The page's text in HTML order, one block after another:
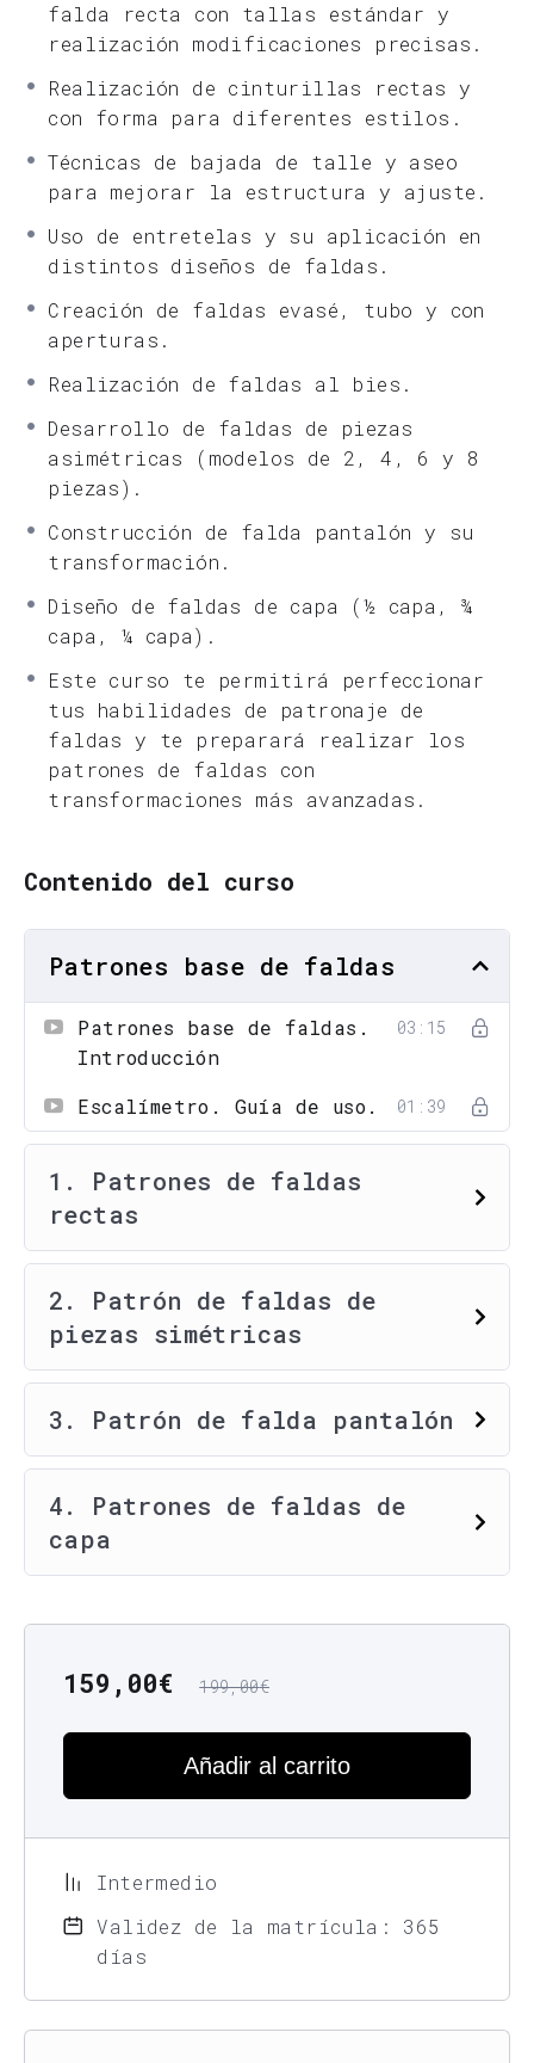
falda recta con tallas estándar y
realización modificaciones precisas.
Realización de cinturillas rectas y
con forma para diferentes estilos.
Técnicas de bajada de talle y aseo
para mejorar la estructura y ajuste.
Uso de entretelas y su aplicación en
distintos diseños de faldas.
Creación de faldas evasé, tubo y con
aperturas.
Realización de faldas al bies.
Desarrollo de faldas de piezas
asimétricas (modelos de 2, 4, 6 y 8
piezas).
Construcción de falda pantalón y su
transformación.
Diseño de faldas de capa (½ capa, ¾
capa, ¼ capa).
Este curso te permitirá perfeccionar
tus habilidades de patronaje de
faldas y te preparará realizar los
patrones de faldas con
transformaciones más avanzadas.
Contenido del curso
Patrones base de faldas
Patrones base de faldas.
Introducción
03:15
Escalímetro. Guía de uso. 01:39
1. Patrones de faldas
rectas
2. Patrón de faldas de
piezas simétricas
3. Patrón de falda pantalón
4. Patrones de faldas de
capa
159,00€ 199,00€
Añadir al carrito
Intermedio
Validez de la matrícula: 365
días